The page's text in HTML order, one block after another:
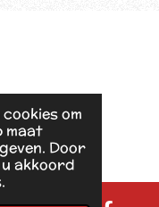
om
maat
Door
akkoord